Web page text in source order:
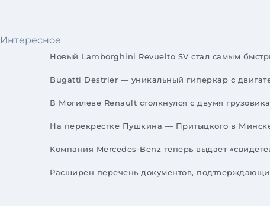
Интересное
Новый Lamborghini Revuelto SV стал самым
Bugatti Destrier — уникальный гиперкар с
В Могилеве Renault столкнулся с двумя
На перекрестке Пушкина — Притыцкого в
Компания Mercedes-Benz теперь выдает
Расширен перечень документов,